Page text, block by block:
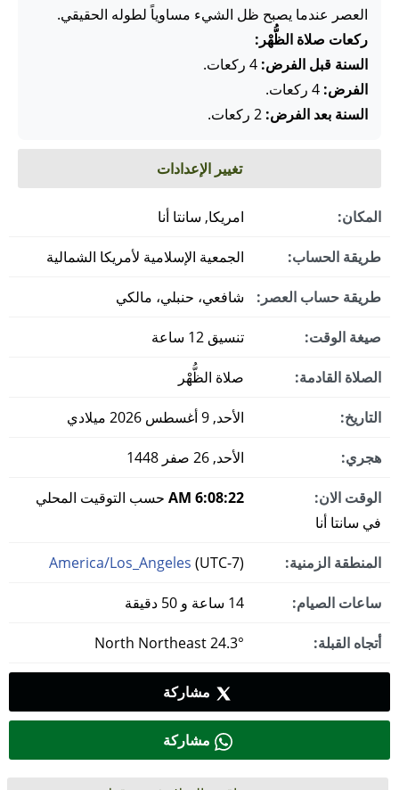
العصر عندما يصبح ظل الشيء مساوياً لطوله الحقيقي.
ركعات صلاة الظُّهْر:
السنة قبل الفرض:
الفرض:
السنة بعد الفرض:
تغيير الإعدادات
المكان: امريكا, سانتا أنا
طريقة الحساب: الجمعية الإسلامية لأمريكا الشمالية
طريقة حساب العصر: شافعي، حنبلي، مالكي
صيغة الوقت: تنسيق 12 ساعة
الصلاة القادمة: صلاة الظُّهْر
التاريخ: الأحد, 9 أغسطس 2026 ميلادي
هجري: الأحد, 26 صفر 1448
الوقت الان: 6:08:23 AM
حسب التوقيت المحلي
في سانتا أنا
المنطقة الزمنية: America/Los_Angeles (UTC-7)
ساعات الصيام:
أتجاه القبلة:
مشاركة
مشاركة